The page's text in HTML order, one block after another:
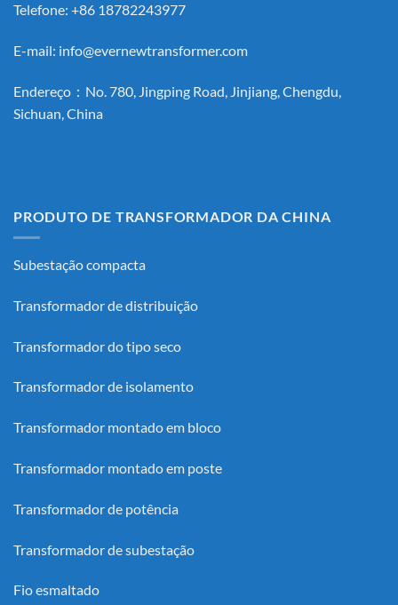
Telefone: +86 18782243977
E-mail: info@evernewtransformer.com
Endereço：No. 780, Jingping Road, Jinjiang, Chengdu,
Sichuan, China
PRODUTO DE TRANSFORMADOR DA CHINA
Subestação compacta
Transformador de distribuição
Transformador do tipo seco
Transformador de isolamento
Transformador montado em bloco
Transformador montado em poste
Transformador de potência
Transformador de subestação
Fio esmaltado